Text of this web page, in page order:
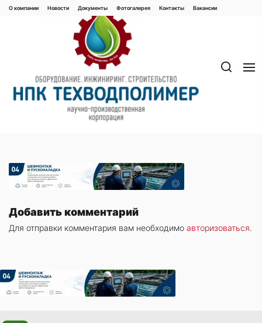
Перейти
Добавить комментарий
Для отправки комментария вам необходимо авторизоваться.
О компании Новости Документы Фотогалерея Контaкты Вакaнсии